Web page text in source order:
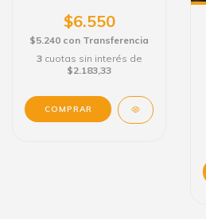
$6.550
$5.240 con Transferencia
3 cuotas sin interés de
$2.183,33
COMPRAR